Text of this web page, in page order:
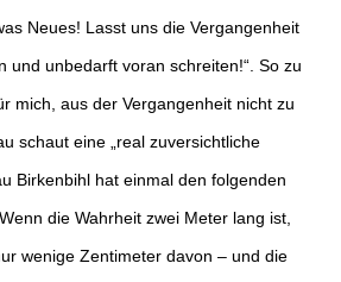
Neues! Lasst uns die Vergangenheit
und unbedarft voran schreiten!“. So zu
mich, aus der Vergangenheit nicht zu
schaut eine „real zuversichtliche
Birkenbihl hat einmal den folgenden
die Wahrheit zwei Meter lang ist,
wenige Zentimeter davon – und die